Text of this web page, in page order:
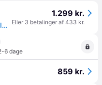
Ninja 2-i-1 blender med Auto-IQ () i Grå | BN750EU | af SharkNinja
1.299 kr.
Eller 3 betalinger af 433 kr.
6 dage
859 kr.